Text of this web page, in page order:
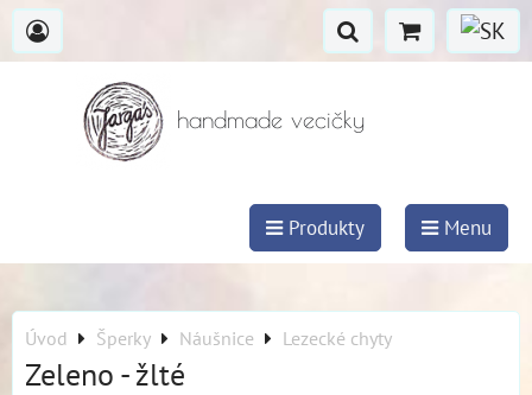
handmade vecičky
Produkty Menu
Úvod Šperky Náušnice Lezecké chyty
Zeleno - žlté